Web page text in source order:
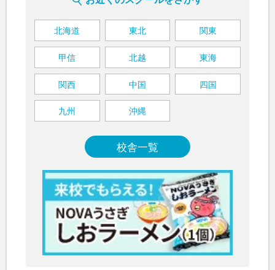
北海道 東北 関東
甲信 北越 東海
関西 中国 四国
九州 沖縄
校舎一覧